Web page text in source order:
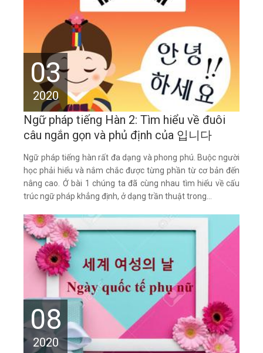
03
2020
Ngữ pháp tiếng Hàn 2: Tìm hiểu về đuôi
câu ngắn gọn và phủ định của 입니다
Ngữ pháp tiếng hàn rất đa dạng và phong phú. Buộc người
học phải hiểu và nắm chắc được từng phần từ cơ bản đến
nâng cao. Ở bài 1 chúng ta đã cùng nhau tìm hiểu về cấu
trúc ngữ pháp khẳng định, ở dạng trần thuật trong...
08
2020